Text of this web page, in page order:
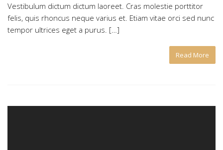
Vestibulum dictum dictum laoreet. Cras molestie porttitor
felis, quis rhoncus neque varius et. Etiam vitae orci sed nunc
tempor ultrices eget a purus. […]
Read More